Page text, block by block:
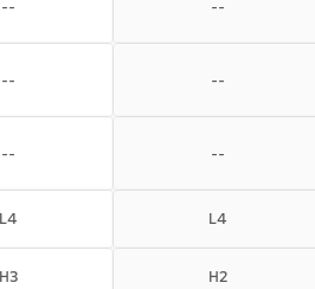
-- --
-- --
-- --
L4 L4
H3 H2